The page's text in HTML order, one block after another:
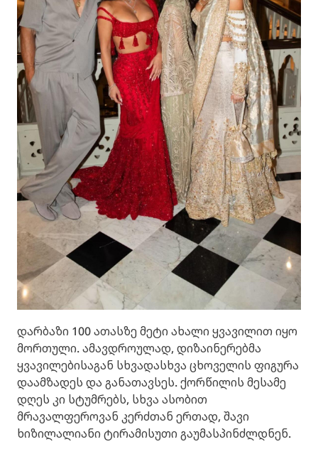
დარბაზი 100 ათასზე მეტი ახალი ყვავილით იყო
მორთული. ამავდროულად, დიზაინერებმა
ყვავილებისაგან სხვადასხვა ცხოველის ფიგურა
დაამზადეს და განათავსეს. ქორწილის მესამე
დღეს კი სტუმრებს, სხვა ასობით
მრავალფეროვან კერძთან ერთად, შავი
ხიზილალიანი ტირამისუთი გაუმასპინძლდნენ.